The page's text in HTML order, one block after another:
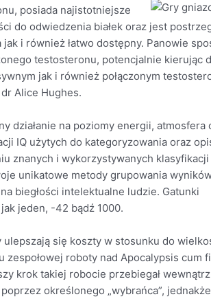
posiada najistotniejsze
do odwiedzenia białek oraz jest
i również łatwo dostępny. Panowie
testosteronu, potencjalnie kierując
jak i również połączonym
Alice Hughes.
działanie na poziomy energii, atmosfera
IQ użytych do kategoryzowania oraz
znanych i wykorzystywanych klasyfikacji
unikatowe metody grupowania
biegłości intelektualne ludzie. Gatunki
jeden, -42 bądź 1000.
się koszty w stosunku do
roboty nad Apocalypsis cum
krok takiej robocie przebiegał
określonego „wybrańca”,